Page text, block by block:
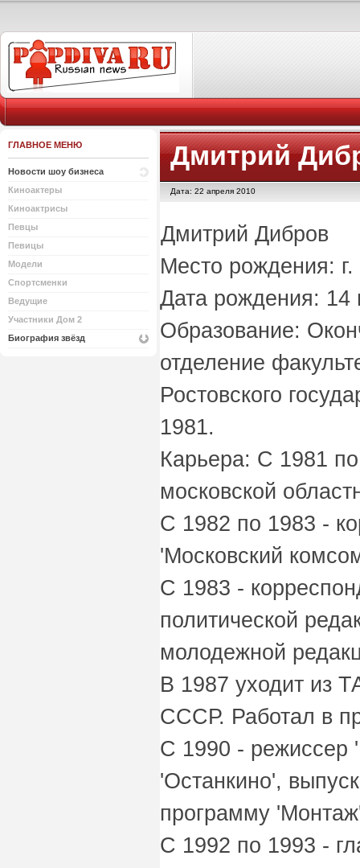
ГЛАВНОЕ МЕНЮ
Новости шоу бизнеса
Киноактеры
Киноактрисы
Певцы
Певицы
Модели
Спортсменки
Ведущие
Участники Дом 2
Биография звёзд
Дмитрий
Дата: 22 апреля 2010
Дмитрий Дибров
Место рождения:
Дата рождения: 14
Образование:
отделение
Ростовского
1981.
Карьера: С 1981
московской
С 1982 по 1983 -
'Московский
С 1983 -
политической
молодежной
В 1987 уходит из
СССР. Работал в
С 1990 - режиссер
'Останкино',
программу
С 1992 по 1993 -